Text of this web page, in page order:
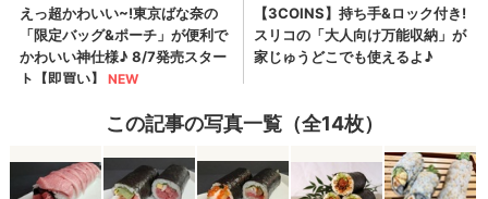
この記事の写真一覧（全14枚）